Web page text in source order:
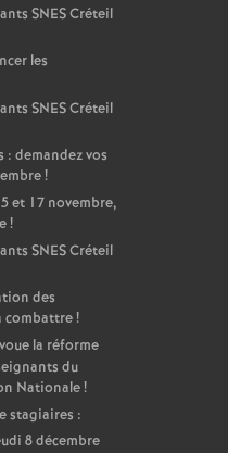
SNESCréteil
les
SNESCréteil
: demandez vos
!
et 17 novembre,
!
SNESCréteil
des
combattre!
la réforme
du
Nationale!
stagiaires :
8 décembre